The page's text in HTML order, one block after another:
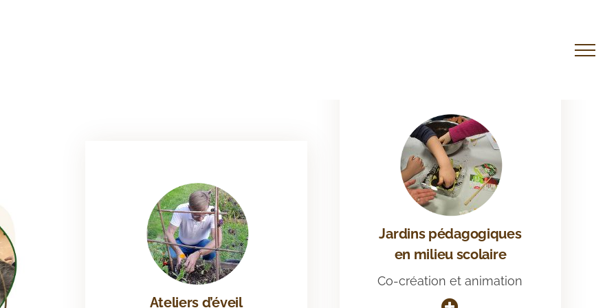
Ateliers d’éveil
Jardins pédagogiques
en milieu scolaire
Co-création et animation